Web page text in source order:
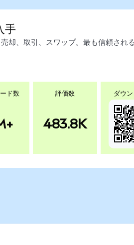
手
却、取引、スワップ。最も信頼され
ド数 評価数
483.8K
ダウ